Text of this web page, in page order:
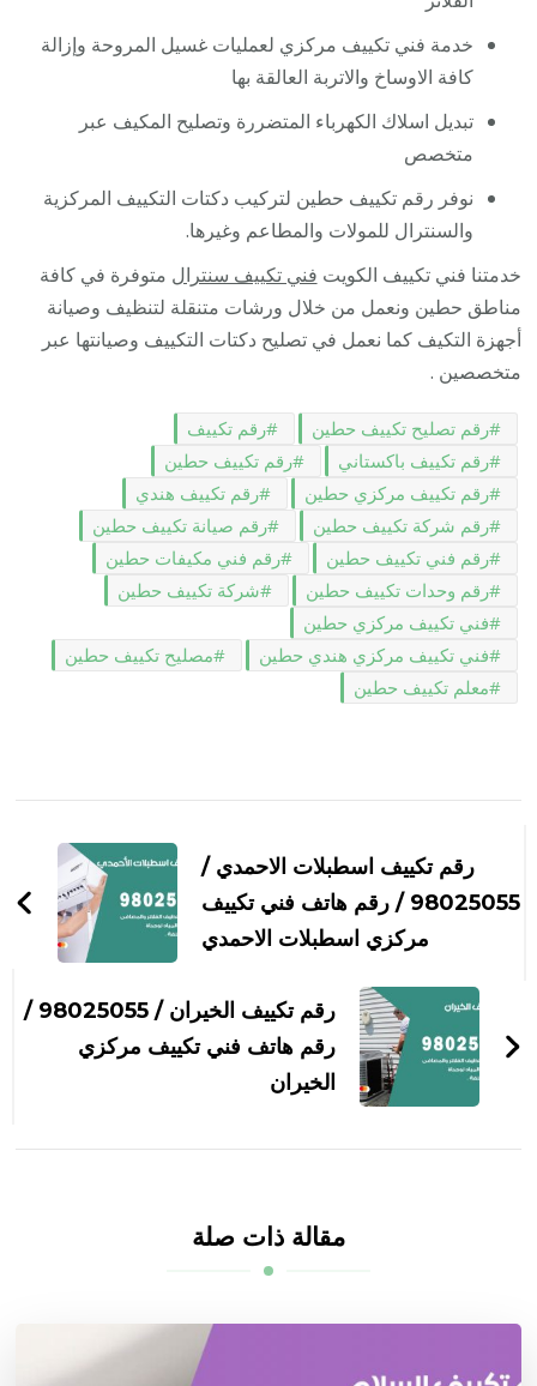
خدمة فني تكييف مركزي لعمليات غسيل المروحة وإزالة
كافة الاوساخ والاتربة العالقة بها
تبديل اسلاك الكهرباء المتضررة وتصليح المكيف عبر
متخصص
نوفر رقم تكييف حطين لتركيب دكتات التكييف المركزية
والسنترال للمولات والمطاعم وغيرها.
خدمتنا فني تكييف الكويت فني تكييف سنترال متوفرة في كافة
مناطق حطين ونعمل من خلال ورشات متنقلة لتنظيف وصيانة
أجهزة التكيف كما نعمل في تصليح دكتات التكييف وصيانتها عبر
متخصصين .
رقم تصليح تكييف حطين
رقم تكييف
رقم تكييف باكستاني
رقم تكييف حطين
رقم تكييف مركزي حطين
رقم تكييف هندي
رقم شركة تكييف حطين
رقم صيانة تكييف حطين
رقم فني تكييف حطين
رقم فني مكيفات حطين
رقم وحدات تكييف حطين
شركة تكييف حطين
فني تكييف مركزي حطين
فني تكييف مركزي هندي حطين
مصليح تكييف حطين
معلم تكييف حطين
بين
التدوينات
رقم تكييف اسطبلات الاحمدي /
98025055 / رقم هاتف فني تكييف
مركزي اسطبلات الاحمدي
رقم تكييف الخيران / 98025055 /
رقم هاتف فني تكييف مركزي
الخيران
مقالة ذات صلة